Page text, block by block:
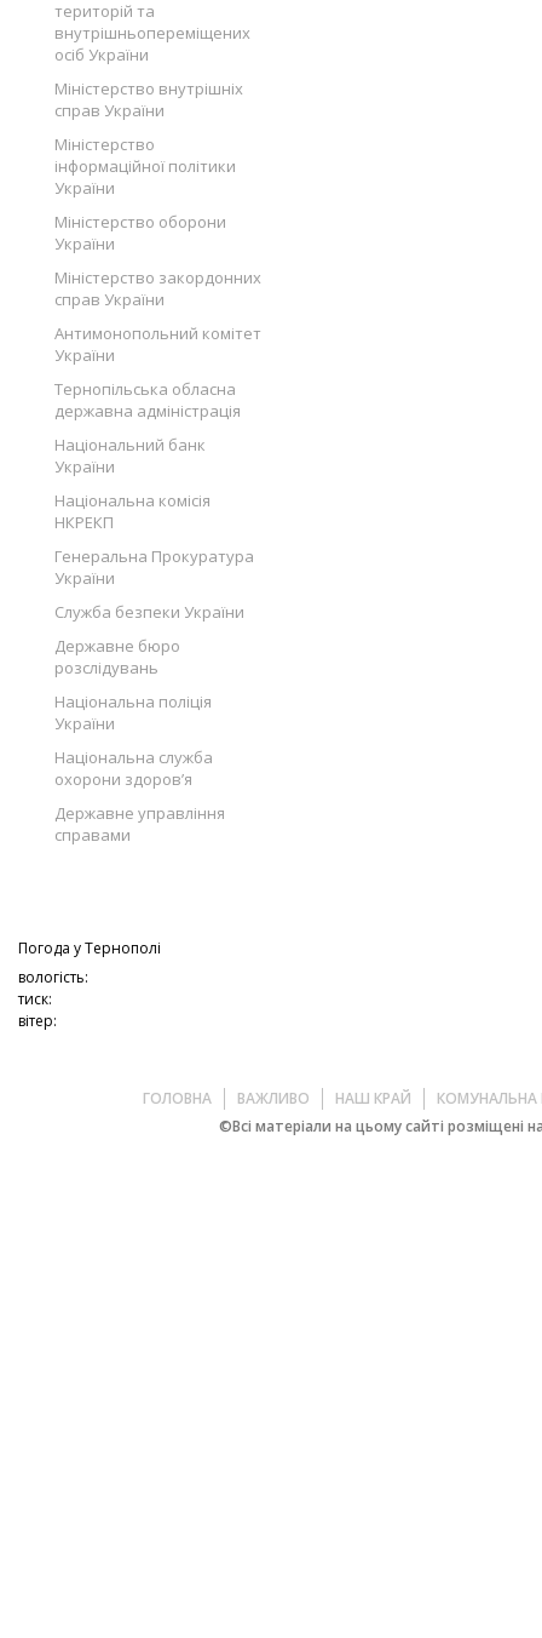
територій та
внутрішньопереміщених
осіб України
Міністерство внутрішніх
справ України
Міністерство
інформаційної політики
України
Міністерство оборони
України
Міністерство закордонних
справ України
Антимонопольний комітет
України
Тернопільська обласна
державна адміністрація
Національний банк
України
Національна комісія
НКРЕКП
Генеральна Прокуратура
України
Служба безпеки України
Державне бюро
розслідувань
Національна поліція
України
Національна служба
охорони здоров’я
Державне управління
справами
Погода уТернополі
вологість:
тиск:
вітер:
ГОЛОВНА ВАЖЛИВО НАШ КРАЙ
КОМУНАЛЬНА
©Всі матеріали на цьому сайті розміщені